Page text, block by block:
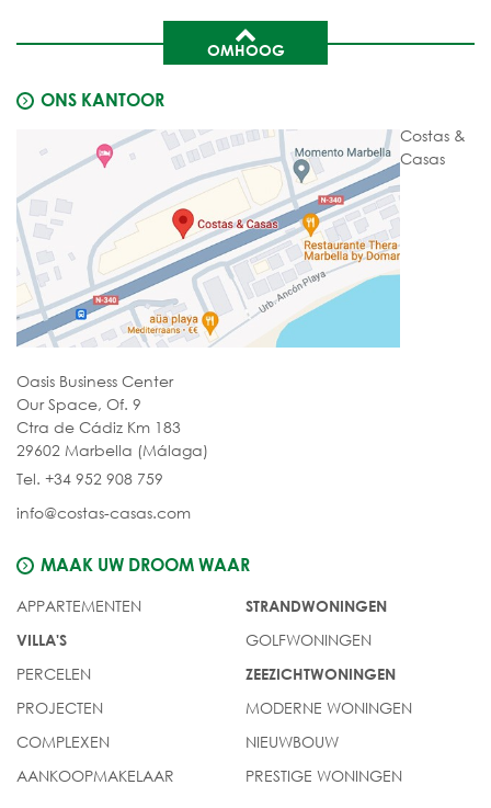
OMHOOG
ONS KANTOOR
Costas &
Casas
Oasis Business Center
Our Space, Of. 9
Ctra de Cádiz Km 183
29602 Marbella (Málaga)
Tel. +34 952 908 759
info@costas-casas.com
MAAK UW DROOM WAAR
APPARTEMENTEN
VILLA'S
PERCELEN
PROJECTEN
COMPLEXEN
AANKOOPMAKELAAR
STRANDWONINGEN
GOLFWONINGEN
ZEEZICHTWONINGEN
MODERNE WONINGEN
NIEUWBOUW
PRESTIGE WONINGEN